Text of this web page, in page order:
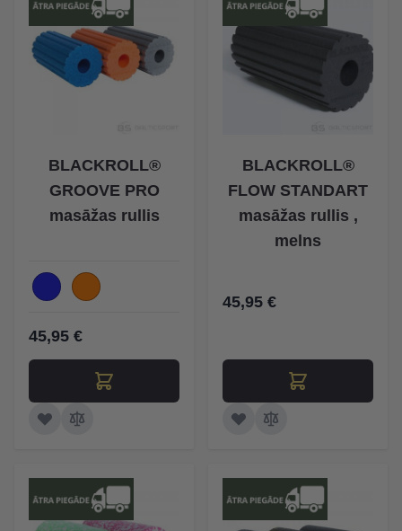
BLACKROLL®
GROOVE PRO
masāžas rullis
45,95 €
BLACKROLL®
FLOW STANDART
masāžas rullis ,
melns
45,95 €